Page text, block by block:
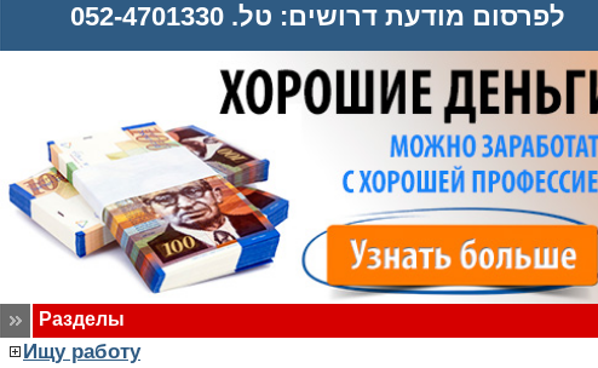
לפרסום מודעת דרושים: טל. 052-4701330
Разделы
Ищу работу